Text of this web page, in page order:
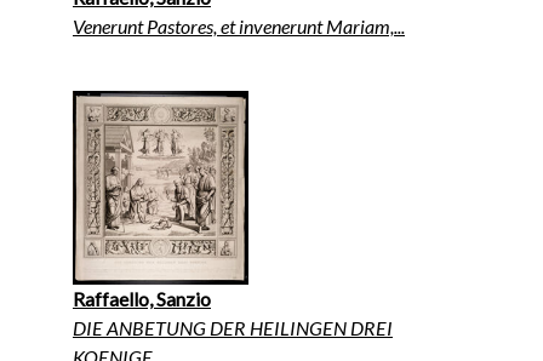
Venerunt Pastores, et invenerunt Mariam,...
Raffaello, Sanzio
DIE ANBETUNG DER HEILINGEN DREI